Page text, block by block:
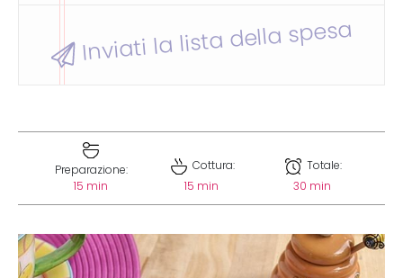
Inviati la lista della spesa
Preparazione:
15 min
Cottura:
15 min
Totale:
30 min